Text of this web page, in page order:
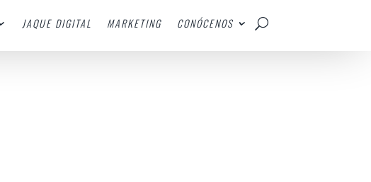
JAQUE DIGITAL MARKETING CONÓCENOS